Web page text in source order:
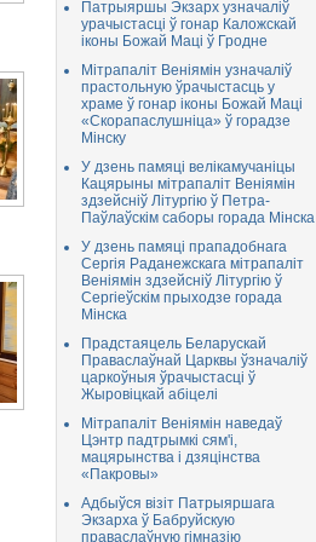
Патрыяршы Экзарх узначаліў
урачыстасці ў гонар Каложскай
іконы Божай Маці ў Гродне
Мітрапаліт Веніямін узначаліў
прастольную ўрачыстасць у
храме ў гонар іконы Божай Маці
«Скорапаслушніца» ў горадзе
Мінску
У дзень памяці велікамучаніцы
Кацярыны мітрапаліт Веніямін
здзейсніў Літургію ў Петра-
Паўлаўскім саборы горада Мінска
У дзень памяці прападобнага
Сергія Раданежскага мітрапаліт
Веніямін здзейсніў Літургію ў
Сергіеўскім прыходзе горада
Мінска
Прадстаяцель Беларускай
Праваслаўнай Царквы ўзначаліў
царкоўныя ўрачыстасці ў
Жыровіцкай абіцелі
Мітрапаліт Веніямін наведаў
Цэнтр падтрымкі сям'і,
мацярынства і дзяцінства
«Пакровы»
Адбыўся візіт Патрыяршага
Экзарха ў Бабруйскую
праваслаўную гімназію